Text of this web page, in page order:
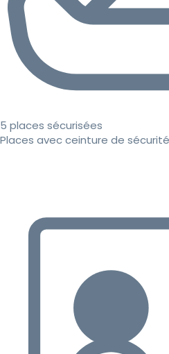
5 places sécurisées
Places avec ceinture de sécurité